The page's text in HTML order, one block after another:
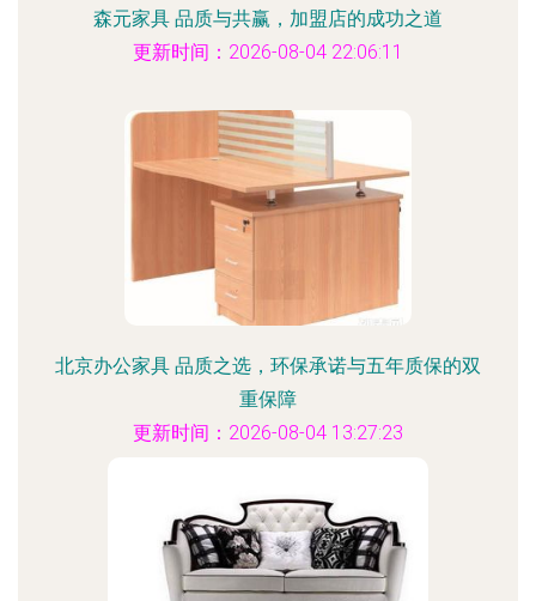
森元家具 品质与共赢，加盟店的成功之道
更新时间：2026-08-04 22:06:11
北京办公家具 品质之选，环保承诺与五年质保的双
重保障
更新时间：2026-08-04 13:27:23